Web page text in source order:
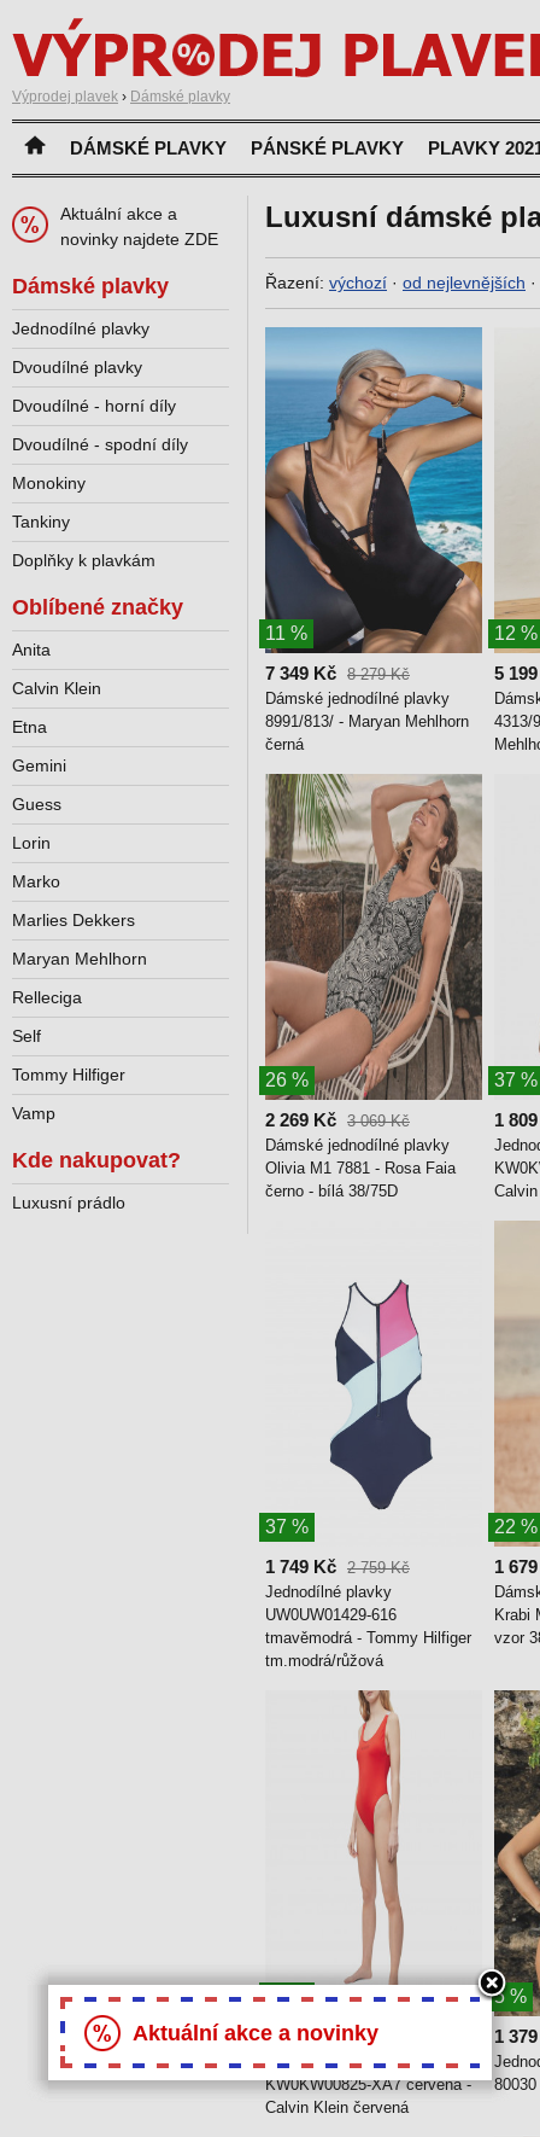
Výprodej plavek › Dámské plavky
DÁMSKÉ PLAVKY PÁNSKÉ PLAVKY PLAVKY
Luxusní dámské
Řazení: výchozí · od nejlevnějších ·
11 %
7 349 Kč 8 279 Kč
Dámské jednodílné plavky
8991/813/ - Maryan Mehlhorn
černá
12 %
5
4313/
26 %
2 269 Kč 3 069 Kč
Dámské jednodílné plavky
Olivia M1 7881 - Rosa Faia
černo - bílá 38/75D
37 %
1
37 %
1 749 Kč 2 759 Kč
Jednodílné plavky
UW0UW01429-616
tmavěmodrá - Tommy Hilfiger
tm.modrá/růžová
22 %
1
Krabi
vzor
37 %
1 439 Kč
2 279 Kč
Jednodílné plavky
KW0KW00825-XA7 červená -
Calvin Klein červená
5 %
1
Aktuální akce a
novinky najdete ZDE
Dámské plavky
Jednodílné plavky
Dvoudílné plavky
Dvoudílné - horní díly
Dvoudílné - spodní díly
Monokiny
Tankiny
Doplňky k plavkám
Oblíbené značky
Anita
Calvin Klein
Etna
Gemini
Guess
Lorin
Marko
Marlies Dekkers
Maryan Mehlhorn
Relleciga
Self
Tommy Hilfiger
Vamp
Kde nakupovat?
Luxusní prádlo
Aktuální akce a novinky